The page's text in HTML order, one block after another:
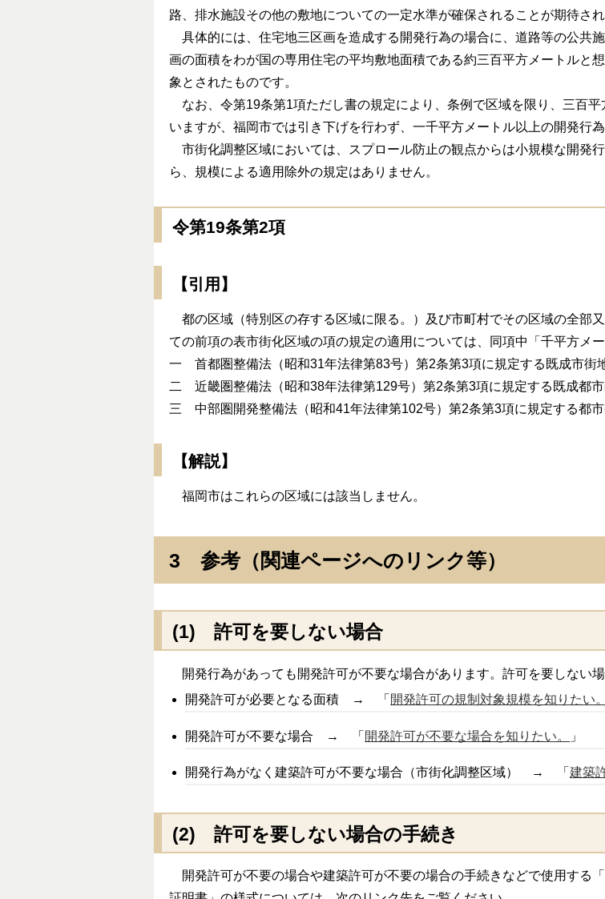
路、排水施設その他の敷地についての一定水準が確保されることが期待さ
具体的には、住宅地三区画を造成する開発行為の場合に、道路等の公共
画の面積をわが国の専用住宅の平均敷地面積である約三百平方メートルと
象とされたものです。
なお、令第19条第1項ただし書の規定により、条例で区域を限り、三百
いますが、福岡市では引き下げを行わず、一千平方メートル以上の開発行
市街化調整区域においては、スプロール防止の観点からは小規模な開発
ら、規模による適用除外の規定はありません。
令第19条第2項
【引用】
都の区域（特別区の存する区域に限る。）及び市町村でその区域の全部
ての前項の表市街化区域の項の規定の適用については、同項中「千平方メ
一 首都圏整備法（昭和31年法律第83号）第2条第3項に規定する既成市街
二 近畿圏整備法（昭和38年法律第129号）第2条第3項に規定する既成都
三 中部圏開発整備法（昭和41年法律第102号）第2条第3項に規定する都
【解説】
福岡市はこれらの区域には該当しません。
3 参考（関連ページへのリンク等）
(1) 許可を要しない場合
開発行為があっても開発許可が不要な場合があります。許可を要しない
開発許可が必要となる面積 → 「 開発許可の規制対象規模を知りたい。
開発許可が不要な場合 → 「 開発許可が不要な場合を知りたい。 」
開発行為がなく建築許可が不要な場合（市街化調整区域） → 「建築
(2) 許可を要しない場合の手続き
開発許可が不要の場合や建築許可が不要の場合の手続きなどで使用する